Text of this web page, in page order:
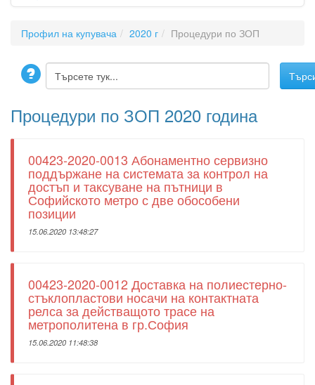
Профил на купувача 2020 г Процедури по ЗОП
Процедури по ЗОП 2020 година
00423-2020-0013 Абонаментно сервизно
поддържане на системата за контрол на
достъп и таксуване на пътници в
Софийското метро с две обособени
позиции
15.06.2020 13:48:27
00423-2020-0012 Доставка на полиестерно-
стъклопластови носачи на контактната
релса за действащото трасе на
метрополитена в гр.София
15.06.2020 11:48:38